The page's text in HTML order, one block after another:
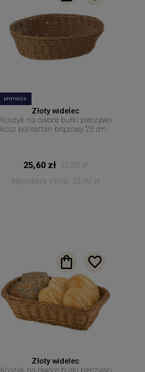
promocja
Złoty widelec
Koszyk na owoce bułki pieczywo
kosz polirattan brązowy 23 cm x
25,60 zł
32,00 zł
Najniższa cena:
25,60 zł
Złoty widelec
Koszyk na owoce bułki pieczywo